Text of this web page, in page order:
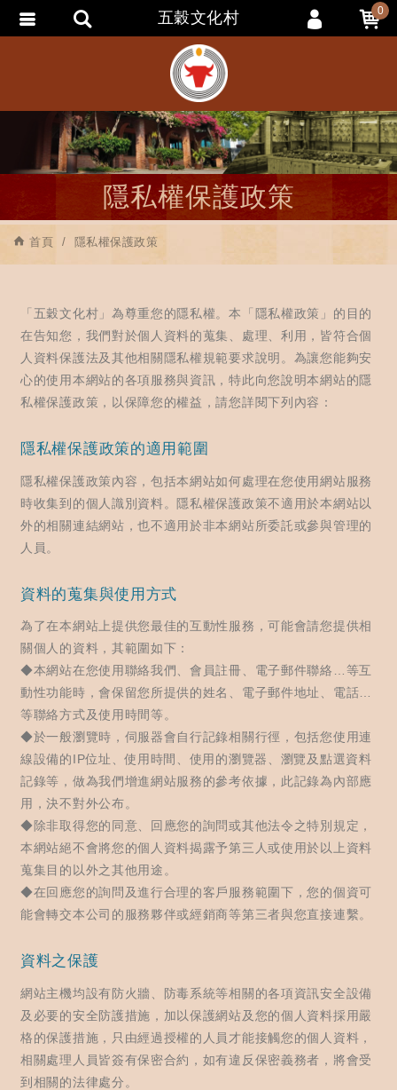
隱私權保護政策
首頁 隱私權保護政策
五穀文化村 0
會員登入
會員註冊
忘記密碼
訂單查詢
追蹤清單
匯款通知